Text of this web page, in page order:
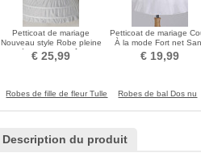
Petticoat de mariage
Nouveau style Robe pleine
Développer Chaîne
€ 25,99
Petticoat de mariage
À la mode Fort net
cadre Longue
€ 19,99
Robes de fille de fleur Tulle Robes de bal Dos nu
Description du produit